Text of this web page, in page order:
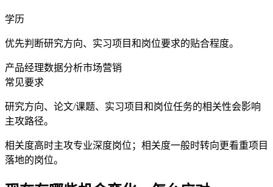
学历
优先判断研究方向、实习项目和岗位要求的贴合程度。
产品经理数据分析市场营销
常见要求
研究方向、论文/课题、实习项目和岗位任务的相关性会影响
主攻路径。
相关度高时主攻专业深度岗位；相关度一般时转向更看重项目
落地的岗位。